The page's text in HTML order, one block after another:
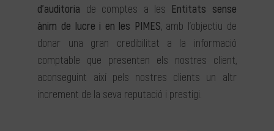
d’auditoria de comptes a les Entitats sense
ànim de lucre i en les PIMES, amb l’objectiu de
donar una gran credibilitat a la informació
comptable que presenten els nostres client,
aconseguint així pels nostres clients un altr
increment de la seva reputació i prestigi.